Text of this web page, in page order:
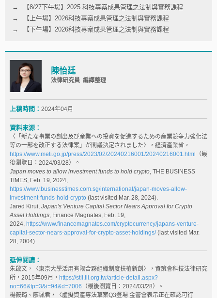
【8/27下午場】2025 科技專案成果管理之法制與實務課程
【上午場】2026科技專案成果管理之法制與實務課程
【下午場】2026科技專案成果管理之法制與實務課程
陳怡廷
法律研究員 編譯整理
上稿時間： 2024年04月
資料來源：
〈「新たな事業の創出及び産業への投資を促進するための産業競争力強化法
等の一部を改正する法律案」が閣議決定されました〉，経済產業省，
https://www.meti.go.jp/press/2023/02/20240216001/20240216001.html （最
後瀏覽日：2024/03/28）。
Japan moves to allow investment funds to hold crypto , THE BUSINESS
TIMES, Feb. 19, 2024,
https://www.businesstimes.com.sg/international/japan-moves-allow-
investment-funds-hold-crypto (last visited Mar. 28, 2024).
Jared Kirui, Japan's Venture Capital Sector Nears Approval for Crypto
Asset Holdings , Finance Magnates, Feb. 19,
2024, https://www.financemagnates.com/cryptocurrency/japans-venture-
capital-sector-nears-approval-for-crypto-asset-holdings/(last visited Mar.
28, 2004).
延伸閱讀：
朱啟文，〈東京大學活用有限合夥組織制度扶植新創〉，資策會科技法律研究
所，2015年09月， https://stli.iii.org.tw/article-detail.aspx?
no=66&tp=3&i=94&d=7006 （最後瀏覽日：2024/03/28）。
楊筱筠、廖珮君，〈虛擬資產專法草案Q3登場 金管會表示正在確認可行